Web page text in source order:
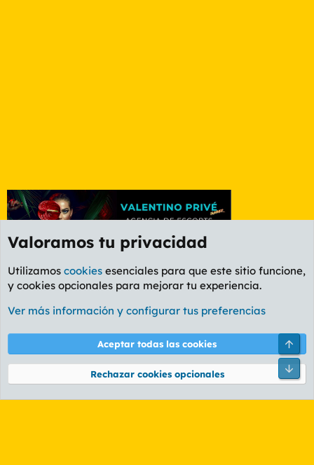
Foro Informática y Videojuegos
Cookies
PL OLDSTYLE AMARILLO
Términos y reglas Política de privacidad Ayuda
Community platform by XenForo® © 2010-2026 XenForo Ltd.
Valoramos tu privacidad
Utilizamos cookies esenciales para que este sitio funcione,
y cookies opcionales para mejorar tu experiencia.
Ver más información y configurar tus preferencias
Aceptar todas las cookies
Rechazar cookies opcionales
Pie